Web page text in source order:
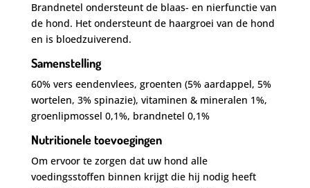
Brandnetel ondersteunt de blaas- en nierfunctie van
de hond. Het ondersteunt de haargroei van de hond
en is bloedzuiverend.
Samenstelling
60% vers eendenvlees, groenten (5% aardappel, 5%
wortelen, 3% spinazie), vitaminen & mineralen 1%,
groenlipmossel 0,1%, brandnetel 0,1%
Nutritionele toevoegingen
Om ervoor te zorgen dat uw hond alle
voedingsstoffen binnen krijgt die hij nodig heeft